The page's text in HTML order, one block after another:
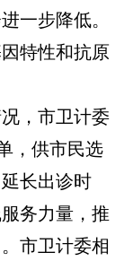
一步降低。
特性和抗原
，市卫计委
，供市民选
长出诊时
务力量，推
市卫计委相